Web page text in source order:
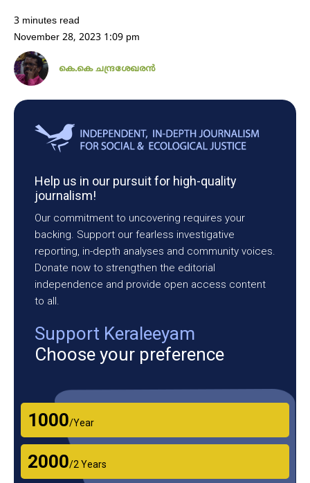
3 minutes read
November 28, 2023 1:09 pm
കെ.കെ ചന്ദ്രശേഖരൻ
Help us in our pursuit for high-quality
journalism!
Our commitment to uncovering requires your
backing. Support our fearless investigative
reporting, in-depth analyses and community voices.
Donate now to strengthen the editorial
independence and provide open access content
to all.
Support Keraleeyam
Choose your preference
₹1000/Year
₹2000/2 Years